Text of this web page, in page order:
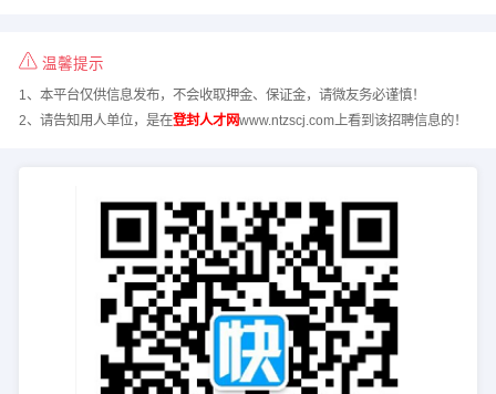
温馨提示
1、本平台仅供信息发布，不会收取押金、保证金，请微友务必谨慎！
2、请告知用人单位，是在登封人才网www.ntzscj.com上看到该招聘信息的！